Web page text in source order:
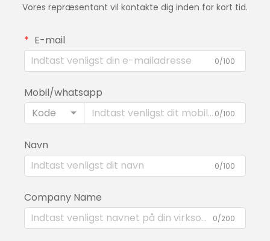
Vores repræsentant vil kontakte dig inden for kort tid.
E-mail
0/100
Mobil/whatsapp
Kode
0/100
Navn
0/100
Company Name
0/200